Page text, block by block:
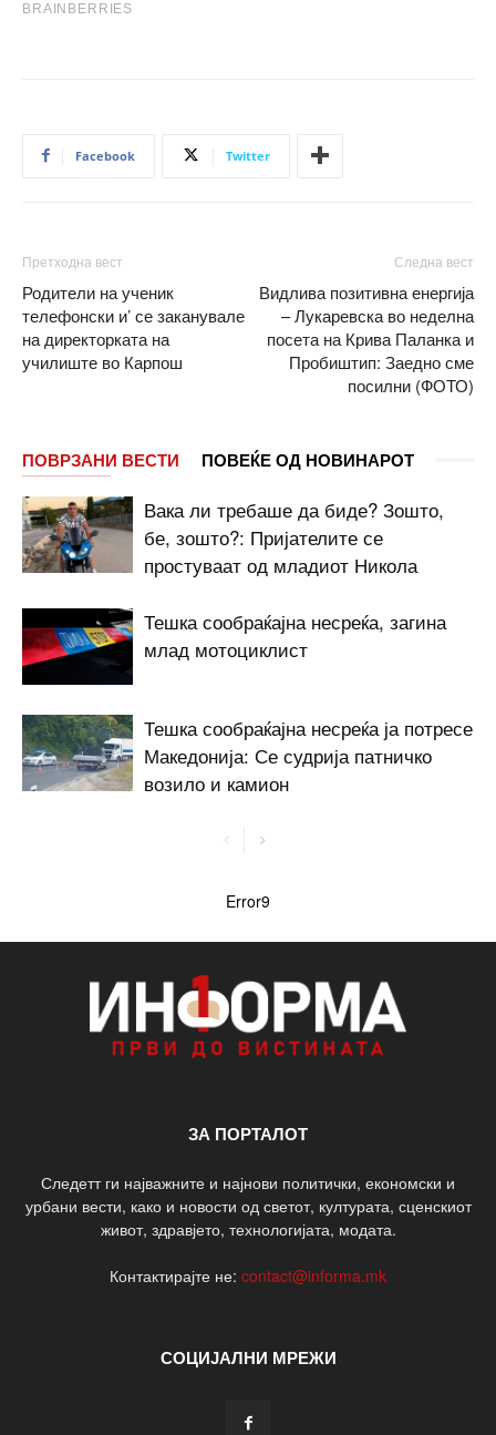
Facebook Twitter
Претходна вест
Родители на ученик
телефонски и’ се заканувале
на директорката на
училиште во Карпош
Следна вест
Видлива позитивна енергија
– Лукаревска во неделна
посета на Крива Паланка и
Пробиштип: Заедно сме
посилни (ФОТО)
ПОВРЗАНИ ВЕСТИ ПОВЕЌЕ ОД НОВИНАРОТ
Вака ли требаше да биде? Зошто,
бе, зошто?: Пријателите се
простуваат од младиот Никола
Тешка сообраќајна несреќа, загина
млад мотоциклист
Тешка сообраќајна несреќа ја потресе
Македонија: Се судрија патничко
возило и камион
Error9
ЗА ПОРТАЛОТ
Следетт ги најважните и најнови политички, економски и
урбани вести, како и новости од светот, културата, сценскиот
живот, здравјето, технологијата, модата.
Контактирајте не: contact@informa.mk
СОЦИЈАЛНИ МРЕЖИ